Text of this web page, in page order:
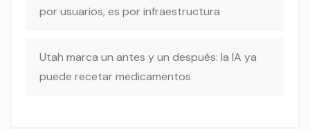
por usuarios, es por infraestructura
Utah marca un antes y un después: la IA ya
puede recetar medicamentos